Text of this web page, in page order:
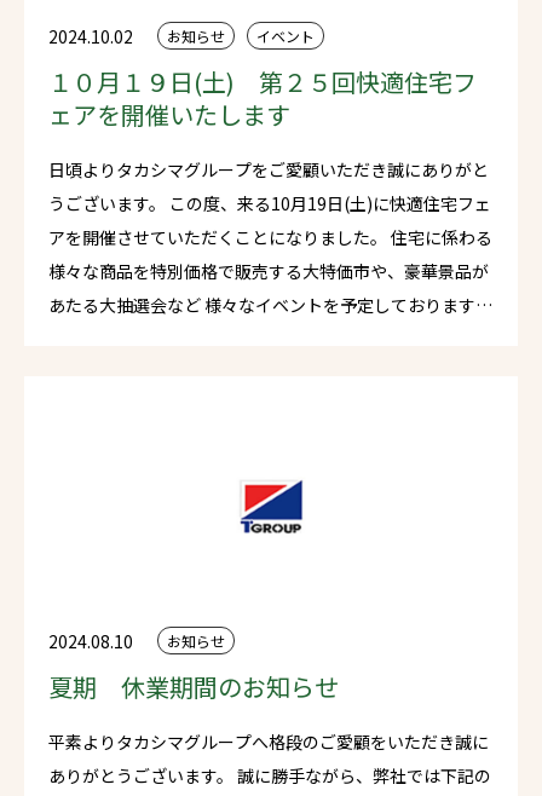
2024.10.02 お知らせ イベント
１０月１９日(土) 第２５回快適住宅フ
ェアを開催いたします
日頃よりタカシマグループをご愛顧いただき誠にありがと
うございます。 この度、来る10月19日(土)に快適住宅フェ
アを開催させていただくことになりました。 住宅に係わる
様々な商品を特別価格で販売する大特価市や、豪華景品が
あたる大抽選会など 様々なイベントを予定しております。
にも様々なイベントをご用意しております。 どうぞふるっ
2024.08.10 お知らせ
夏期 休業期間のお知らせ
平素よりタカシマグループへ格段のご愛顧をいただき誠に
ありがとうございます。 誠に勝手ながら、弊社では下記の